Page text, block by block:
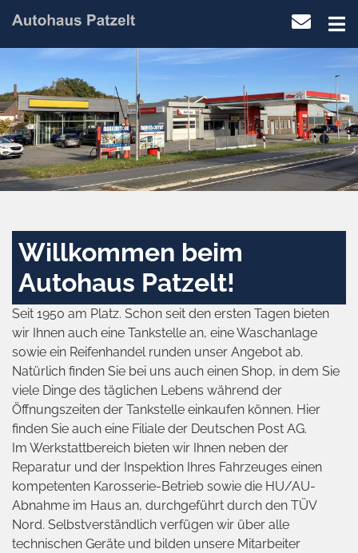
Willkommen beim
Autohaus Patzelt!
Seit 1950 am Platz. Schon seit den ersten Tagen bieten
wir Ihnen auch eine Tankstelle an, eine Waschanlage
sowie ein Reifenhandel runden unser Angebot ab.
Natürlich finden Sie bei uns auch einen Shop, in dem Sie
viele Dinge des täglichen Lebens während der
Öffnungszeiten der Tankstelle einkaufen können. Hier
finden Sie auch eine Filiale der Deutschen Post AG.
Im Werkstattbereich bieten wir Ihnen neben der
Reparatur und der Inspektion Ihres Fahrzeuges einen
kompetenten Karosserie-Betrieb sowie die HU/AU-
Abnahme im Haus an, durchgeführt durch den TÜV
Nord. Selbstverständlich verfügen wir über alle
technischen Geräte und bilden unsere Mitarbeiter